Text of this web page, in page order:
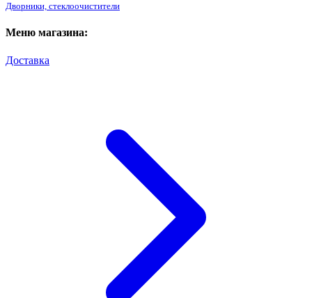
Дворники, стеклоочистители
Меню магазина:
Доставка